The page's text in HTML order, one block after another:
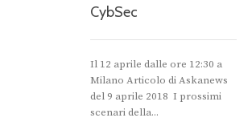
CybSec
Il 12 aprile dalle ore 12:30 a
Milano Articolo di Askanews
del 9 aprile 2018 I prossimi
scenari della...